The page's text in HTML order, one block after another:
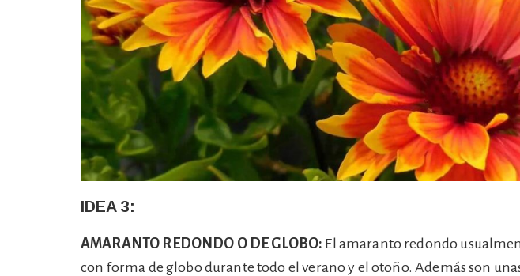
IDEA 3:
AMARANTO REDONDO O DE GLOBO: El amaranto redondo
con forma de globo durante todo el verano y el otoño. Además son